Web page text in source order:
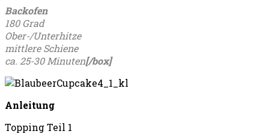
Backofen
180 Grad
Ober-/Unterhitze
mittlere Schiene
ca. 25-30 Minuten[/box]
Anleitung
Topping Teil 1